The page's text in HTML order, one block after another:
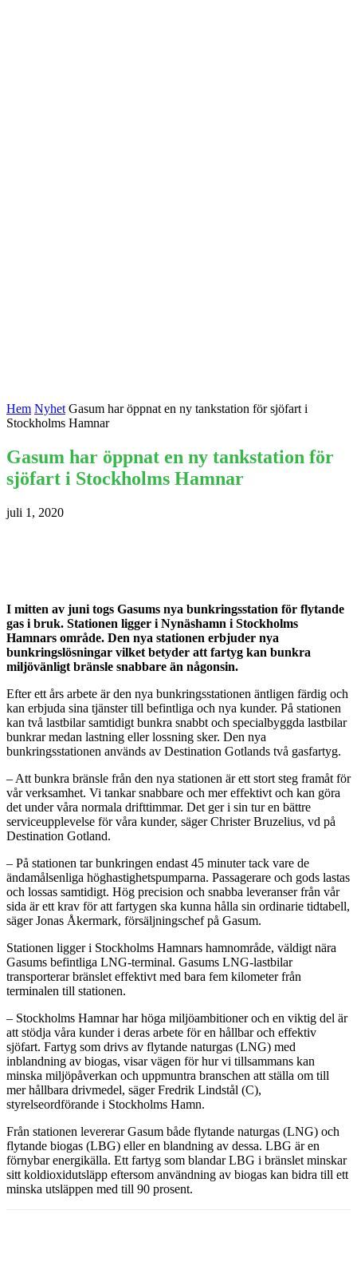
Hem Nyhet Gasum har öppnat en ny tankstation för sjöfart i
Stockholms Hamnar
Gasum har öppnat en ny tankstation för
sjöfart i Stockholms Hamnar
juli 1, 2020
I mitten av juni togs Gasums nya bunkringsstation för flytande
gas i bruk. Stationen ligger i Nynäshamn i Stockholms
Hamnars område. Den nya stationen erbjuder nya
bunkringslösningar vilket betyder att fartyg kan bunkra
miljövänligt bränsle snabbare än någonsin.
Efter ett års arbete är den nya bunkringsstationen äntligen färdig och
kan erbjuda sina tjänster till befintliga och nya kunder. På stationen
kan två lastbilar samtidigt bunkra snabbt och specialbyggda lastbilar
bunkrar medan lastning eller lossning sker. Den nya
bunkringsstationen används av Destination Gotlands två gasfartyg.
– Att bunkra bränsle från den nya stationen är ett stort steg framåt för
vår verksamhet. Vi tankar snabbare och mer effektivt och kan göra
det under våra normala drifttimmar. Det ger i sin tur en bättre
serviceupplevelse för våra kunder, säger Christer Bruzelius, vd på
Destination Gotland.
– På stationen tar bunkringen endast 45 minuter tack vare de
ändamålsenliga höghastighetspumparna. Passagerare och gods lastas
och lossas samtidigt. Hög precision och snabba leveranser från vår
sida är ett krav för att fartygen ska kunna hålla sin ordinarie tidtabell,
säger Jonas Åkermark, försäljningschef på Gasum.
Stationen ligger i Stockholms Hamnars hamnområde, väldigt nära
Gasums befintliga LNG-terminal. Gasums LNG-lastbilar
transporterar bränslet effektivt med bara fem kilometer från
terminalen till stationen.
– Stockholms Hamnar har höga miljöambitioner och en viktig del är
att stödja våra kunder i deras arbete för en hållbar och effektiv
sjöfart. Fartyg som drivs av flytande naturgas (LNG) med
inblandning av biogas, visar vägen för hur vi tillsammans kan
minska miljöpåverkan och uppmuntra branschen att ställa om till
mer hållbara drivmedel, säger Fredrik Lindstål (C),
styrelseordförande i Stockholms Hamn.
Från stationen levererar Gasum både flytande naturgas (LNG) och
flytande biogas (LBG) eller en blandning av dessa. LBG är en
förnybar energikälla. Ett fartyg som blandar LBG i bränslet minskar
sitt koldioxidutsläpp eftersom användning av biogas kan bidra till ett
minska utsläppen med till 90 prosent.